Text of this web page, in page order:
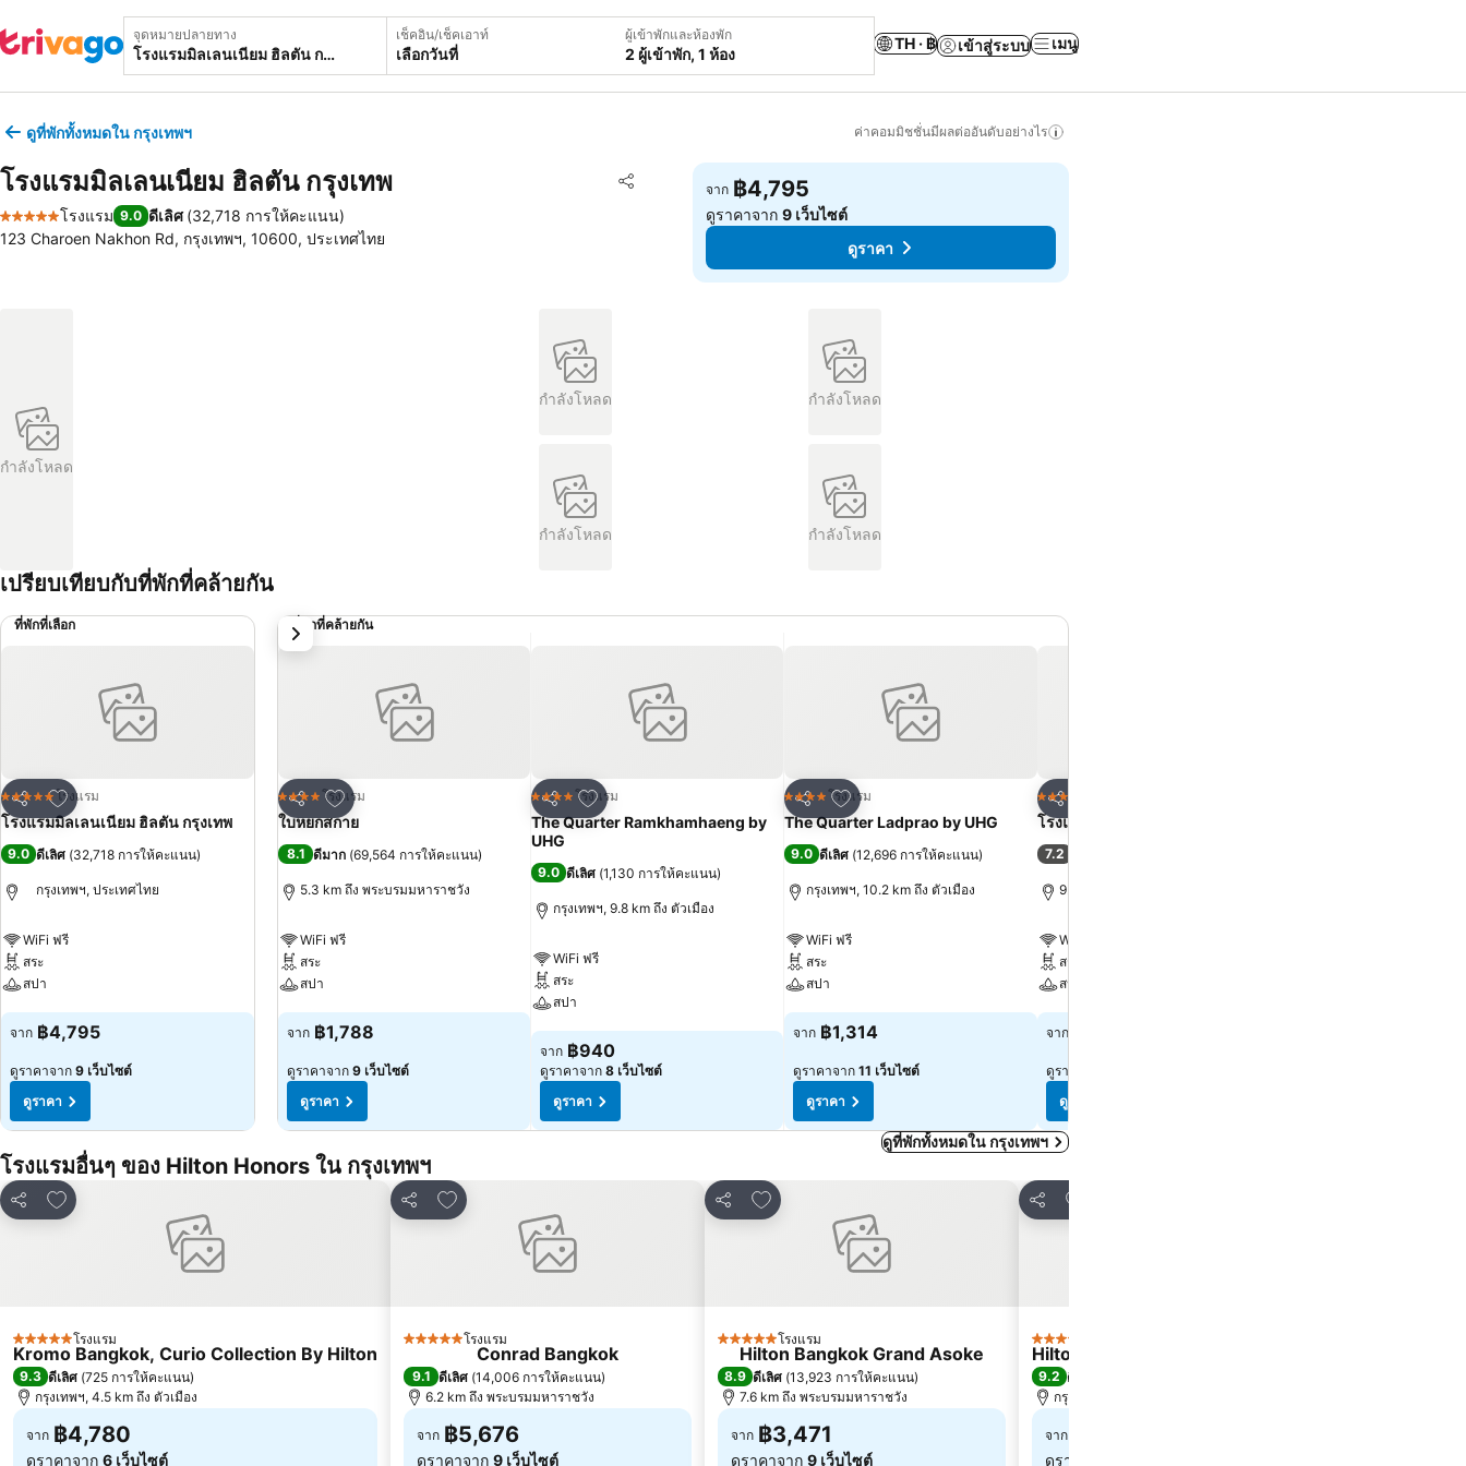
จุดหมายปลายทาง เช็คอิน/เช็คเอาท์
เลือกวันที่
ผู้เข้าพักและห้องพัก
2 ผู้เข้าพัก, 1 ห้อง
TH · ฿ เข้าสู่ระบบ เมนู
ดูที่พักทั้งหมดใน กรุงเทพฯ ค่าคอมมิชชั่นมีผลต่ออันดับอย่างไร
โรงแรมมิลเลนเนียม ฮิลตัน กรุงเทพ แชร์
เพิ่มในรายการโปรด
5 ดาว
โรงแรม 9.0 ดีเลิศ (32,718 การให้คะแนน)
123 Charoen Nakhon Rd, กรุงเทพฯ, 10600, ประเทศไทย
จาก ฿4,795
ดูราคาจาก9 เว็บไซต์
ดูราคา
กำลังโหลด
กำลังโหลด กำลังโหลด
กำลังโหลด กำลังโหลด
เปรียบเทียบกับที่พักที่คล้ายกัน
ที่พักที่เลือก
แชร์
เพิ่มในรายการโปรด
5 ดาว โรงแรม
โรงแรมมิลเลนเนียม ฮิลตัน กรุงเทพ
9.0 ดีเลิศ (32,718 การให้คะแนน)
กรุงเทพฯ, ประเทศไทย
WiFi ฟรี
สระ
สปา
ดูราคา
จาก ฿4,795
ดูราคาจาก 9 เว็บไซต์
ดูราคา
ที่พักที่คล้ายกัน
แชร์
เพิ่มในรายการโปรด
4 ดาว โรงแรม
ใบหยกสกาย
8.1 ดีมาก (69,564 การให้คะแนน)
5.3 km ถึง พระบรมมหาราชวัง
WiFi ฟรี
สระ
สปา
ดูราคา
จาก ฿1,788
ดูราคาจาก 9 เว็บไซต์
ดูราคา
แชร์
เพิ่มในรายการโปรด
4 ดาว โรงแรม
The Quarter Ramkhamhaeng by
UHG
9.0 ดีเลิศ (1,130 การให้คะแนน)
กรุงเทพฯ, 9.8 km ถึง ตัวเมือง
WiFi ฟรี
สระ
สปา
ดูราคา
จาก ฿940
ดูราคาจาก 8 เว็บไซต์
ดูราคา
แชร์
เพิ่มในรายการโปรด
4 ดาว โรงแรม
The Quarter Ladprao by UHG
9.0 ดีเลิศ (12,696 การให้คะแนน)
กรุงเทพฯ, 10.2 km ถึง ตัวเมือง
WiFi ฟรี
สระ
สปา
ดูราคา
จาก ฿1,314
ดูราคาจาก 11 เว็บไซต์
ดูราคา
แชร์
4 ดาว
โรงแรมเอเชีย กรุงเทพ
7.2
9.1 km ถึง พระบรมมหาราชวัง
WiFi ฟรี
สระ
สปา
ดูราคา
จาก
ดูราคาจาก
ดูราคา
ถัดไป
ดูที่พักทั้งหมดใน กรุงเทพฯ
โรงแรมอื่นๆ ของ Hilton Honors ใน กรุงเทพฯ
แชร์
เพิ่มในรายการโปรด
5 ดาว โรงแรม
Kromo Bangkok, Curio Collection By Hilton
9.3 ดีเลิศ (725 การให้คะแนน)
กรุงเทพฯ, 4.5 km ถึง ตัวเมือง
จาก ฿4,780
ดูราคาจาก 6 เว็บไซต์
แชร์
เพิ่มในรายการโปรด
5 ดาว โรงแรม
Conrad Bangkok
9.1 ดีเลิศ (14,006 การให้คะแนน)
6.2 km ถึง พระบรมมหาราชวัง
จาก ฿5,676
ดูราคาจาก 9 เว็บไซต์
แชร์
เพิ่มในรายการโปรด
5 ดาว โรงแรม
Hilton Bangkok Grand Asoke
8.9 ดีเลิศ (13,923 การให้คะแนน)
7.6 km ถึง พระบรมมหาราชวัง
จาก ฿3,471
ดูราคาจาก 9 เว็บไซต์
แชร์
เพิ่มในรายการโปรด
4 ดาว
Hilton Garden Inn Bangkok Riverside
9.2 ดีเลิศ
กรุงเทพฯ, 1.7 km ถึง ตัวเมือง
จาก
ดูราคาจาก